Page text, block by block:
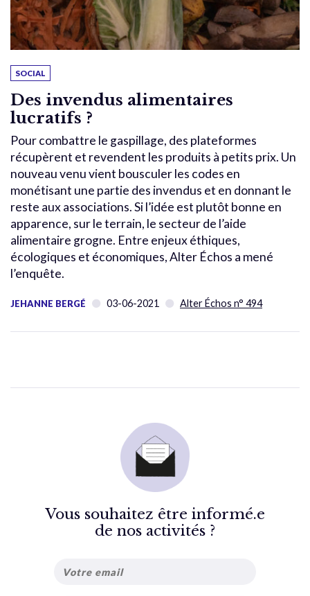
SOCIAL
Des invendus alimentaires
lucratifs ?
Pour combattre le gaspillage, des plateformes
récupèrent et revendent les produits à petits prix. Un
nouveau venu vient bousculer les codes en
monétisant une partie des invendus et en donnant le
reste aux associations. Si l’idée est plutôt bonne en
apparence, sur le terrain, le secteur de l’aide
alimentaire grogne. Entre enjeux éthiques,
écologiques et économiques, Alter Échos a mené
l’enquête.
JEHANNE BERGÉ 03-06-2021 Alter Échos n° 494
Vous souhaitez être informé.e
de nos activités ?